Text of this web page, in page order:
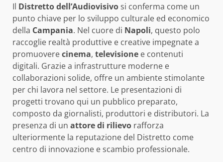
Il Distretto dell’Audiovisivosi conferma come un
punto chiave per lo sviluppo culturale ed economico
della Campania. Nel cuore di Napoli, questo polo
raccoglie realtà produttive e creative impegnate a
promuoverecinema, televisione e contenuti
digitali. Grazie a infrastrutture moderne e
collaborazioni solide, offre un ambiente stimolante
per chi lavora nel settore. Le presentazioni di
progetti trovano qui un pubblico preparato,
composto da giornalisti, produttori e distributori. La
presenza di un attore di rilievo rafforza
ulteriormente la reputazione del Distretto come
centro di innovazione e scambio professionale.